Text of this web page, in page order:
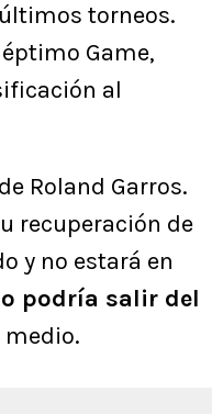
torneos.
Game,
al
Roland Garros.
recuperación de
y no estará en
podría salir del